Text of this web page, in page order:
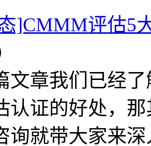
]CMMM评估5
文章我们已经
认证的好处，
询就带大家来